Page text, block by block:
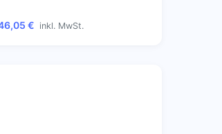
€ inkl. MwSt.